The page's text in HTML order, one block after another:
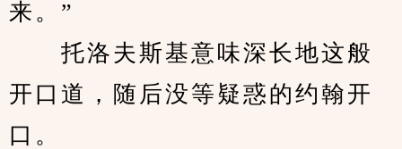
来。”
托洛夫斯基意味深长地这般
开口道，随后没等疑惑的约翰开
口。